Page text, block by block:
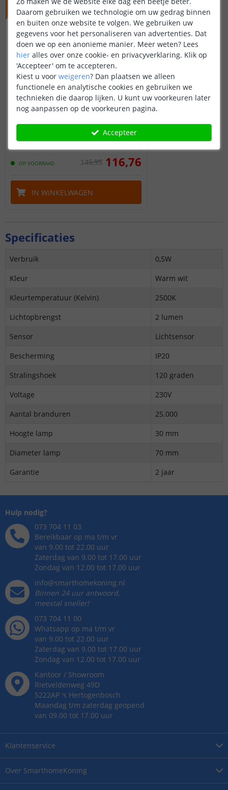
14 watt - Helder wit
OP VOORRAAD 145,95 116,76
IN WINKELWAGEN
Specificaties
Verbruik
0,5W
Kleur
Warm wit
Kleurtemperatuur (Kelvin)
2500K
Lichtopbrengst
2 lumen
Sensor
Lichtsensor
Bescherming
IP20
Stralingshoek
120 graden
Voltage
230V
Aantal branduren
25.000
Hoogte lamp
30 mm
Diameter lamp
70 mm
Garantie
2 jaar
Over SmarthomeKoning
Klantenservice
Hulp nodig?
073 704 11 03
Bereikbaar op ma t/m vr
van 9.00 tot 22.00 uur
Zaterdag van 9.00 tot 17.00 uur
Zondag van 12.00 tot 17.00 uur
info@smarthomekoning.nl
Binnen 24 uur antwoord,
meestal sneller!
073 704 11 00
Whatsapp op ma t/m vr
van 9.00 tot 22.00 uur
Zaterdag van 9.00 tot 17.00 uur
Zondag van 12.00 tot 17.00 uur
Kantoor / Showroom
Rietveldenweg 49D
5222AP 's Hertogenbosch
Maandag t/m zaterdag geopend
van 09.00 tot 17.00 uur
Daarom gebruiken we technologie om uw gedrag binnen
en buiten onze website te volgen. We gebruiken uw
gegevens voor het personaliseren van advertenties. Dat
doen we op een anonieme manier. Meer weten? Lees
hier alles over onze cookie- en privacyverklaring. Klik op
'Accepteer' om te accepteren.
Kiest u voor weigeren? Dan plaatsen we alleen
functionele en analytische cookies en gebruiken we
technieken die daarop lijken. U kunt uw voorkeuren later
nog aanpassen op de voorkeuren pagina.
Accepteer